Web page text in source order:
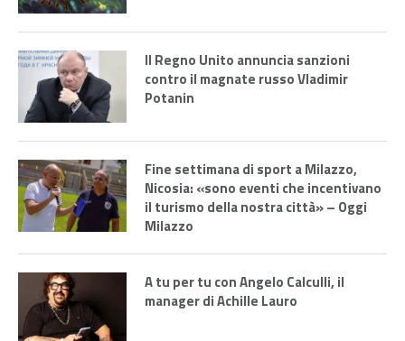
Il Regno Unito annuncia sanzioni
contro il magnate russo Vladimir
Potanin
Fine settimana di sport a Milazzo,
Nicosia: «sono eventi che incentivano
il turismo della nostra città» – Oggi
Milazzo
A tu per tu con Angelo Calculli, il
manager di Achille Lauro